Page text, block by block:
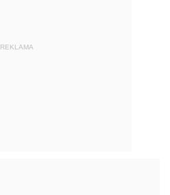
REKLAMA